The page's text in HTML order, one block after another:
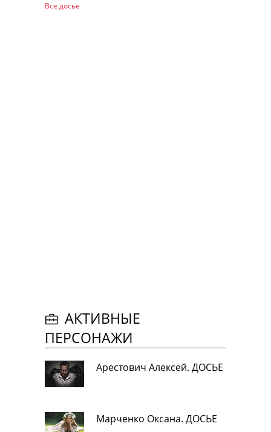
Все досье
АКТИВНЫЕ
ПЕРСОНАЖИ
Арестович Алексей. ДОСЬЕ
Марченко Оксана. ДОСЬЕ